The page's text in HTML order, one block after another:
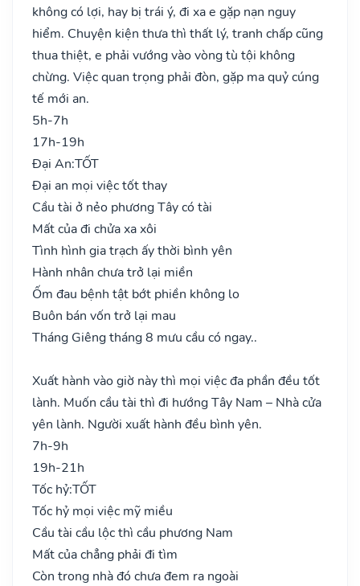
không có lợi, hay bị trái ý, đi xa e gặp nạn nguy
hiểm. Chuyện kiện thưa thì thất lý, tranh chấp cũng
thua thiệt, e phải vướng vào vòng tù tội không
chừng. Việc quan trọng phải đòn, gặp ma quỷ cúng
tế mới an.
5h-7h
17h-19h
Đại An:TỐT
Đại an mọi việc tốt thay
Cầu tài ở nẻo phương Tây có tài
Mất của đi chửa xa xôi
Tình hình gia trạch ấy thời bình yên
Hành nhân chưa trở lại miền
Ốm đau bệnh tật bớt phiền không lo
Buôn bán vốn trở lại mau
Tháng Giêng tháng 8 mưu cầu có ngay..
Xuất hành vào giờ này thì mọi việc đa phần đều tốt
lành. Muốn cầu tài thì đi hướng Tây Nam – Nhà cửa
yên lành. Người xuất hành đều bình yên.
7h-9h
19h-21h
Tốc hỷ:TỐT
Tốc hỷ mọi việc mỹ miều
Cầu tài cầu lộc thì cầu phương Nam
Mất của chẳng phải đi tìm
Còn trong nhà đó chưa đem ra ngoài